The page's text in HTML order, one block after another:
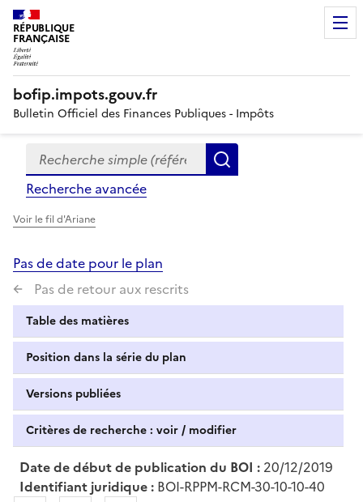
RÉPUBLIQUE
FRANÇAISE
bofip.impots.gouv.fr
Bulletin Officiel des Finances Publiques - Impôts
Formulaire
de
recherche
Recherche simple (références, mots clés, partie du
Recherche avancée
Voir le fil d'Ariane
Pas de date pour le plan
Pas de retour aux rescrits
Table des matières
Position dans la série du plan
Versions publiées
Critères de recherche : voir / modifier
Date de début de publication du BOI : 20/12/2019
Identifiant juridique : BOI-RPPM-RCM-30-10-10-40